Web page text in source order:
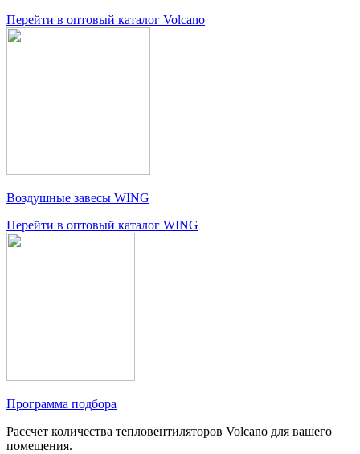
Перейти в оптовый каталог Volcano
Воздушные завесы WING
Перейти в оптовый каталог WING
Программа подбора
Рассчет количества тепловентиляторов Volcano для вашего
помещения.